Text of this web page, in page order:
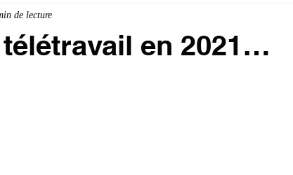
télétravail en 2021…
de lecture